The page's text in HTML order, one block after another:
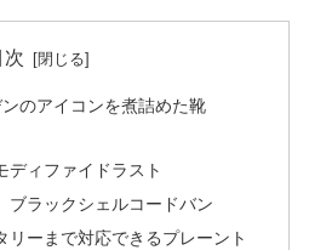
次
のアイコンを煮詰めた靴
ディファイドラスト
ブラックシェルコードバン
リーまで対応できるプレーント